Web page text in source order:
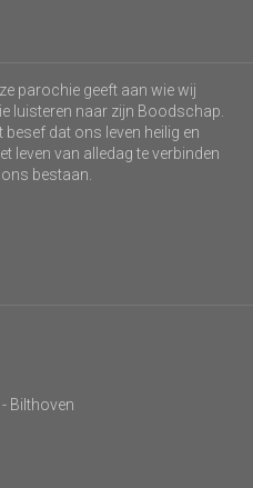
parochie geeft aan wie wij
luisteren naar zijn Boodschap.
dat ons leven heilig en
leven van alledag te verbinden
bestaan.
Bilthoven